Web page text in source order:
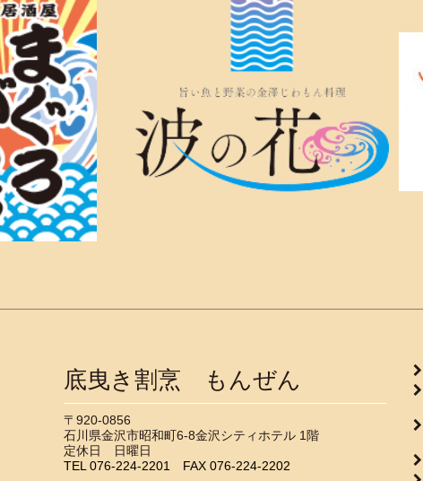
底曳き割烹 もんぜん
〒920-0856
石川県金沢市昭和町6-8金沢シティホテル 1階
定休日 日曜日
TEL076-224-2201 FAX 076-224-2202